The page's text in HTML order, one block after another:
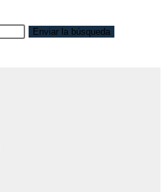
Enviar la búsqueda